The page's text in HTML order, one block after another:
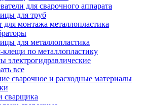
для сварочного аппарата
для труб
для монтажа металлопластика
для металлопластика
клещи по металлопластику
электрогидравлические
все
сварочное и расходные материалы
сварщика